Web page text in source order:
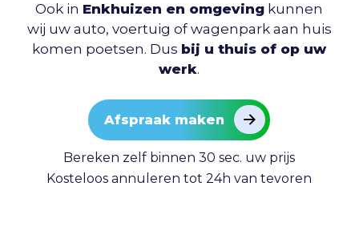
Ook in Enkhuizen en omgeving kunnen
wij uw auto, voertuig of wagenpark aan huis
komen poetsen. Dus bij u thuis of op uw
werk.
Afspraak maken
Bereken zelf binnen 30 sec. uw prijs
Kosteloos annuleren tot 24h van tevoren